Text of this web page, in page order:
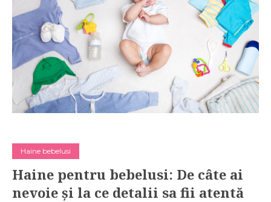
Haine bebelusi
Haine pentru bebelusi: De câte ai
nevoie și la ce detalii sa fii atentă